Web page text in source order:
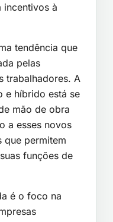
incentivos à
tendência que
pelas
trabalhadores. A
e híbrido está se
mão de obra
a esses novos
que permitem
funções de
é o foco na